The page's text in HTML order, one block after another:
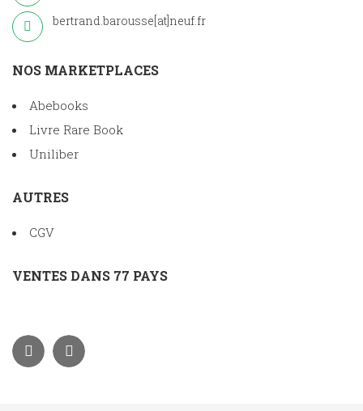
bertrand.barousse[at]neuf.fr
NOS MARKETPLACES
Abebooks
Livre Rare Book
Uniliber
AUTRES
CGV
VENTES DANS 77 PAYS